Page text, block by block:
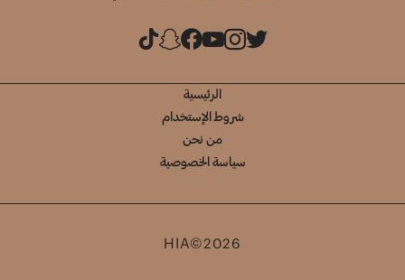
الرئيسية
شروط الإستخدام
من نحن
سياسة الخصوصية
HIA©2026